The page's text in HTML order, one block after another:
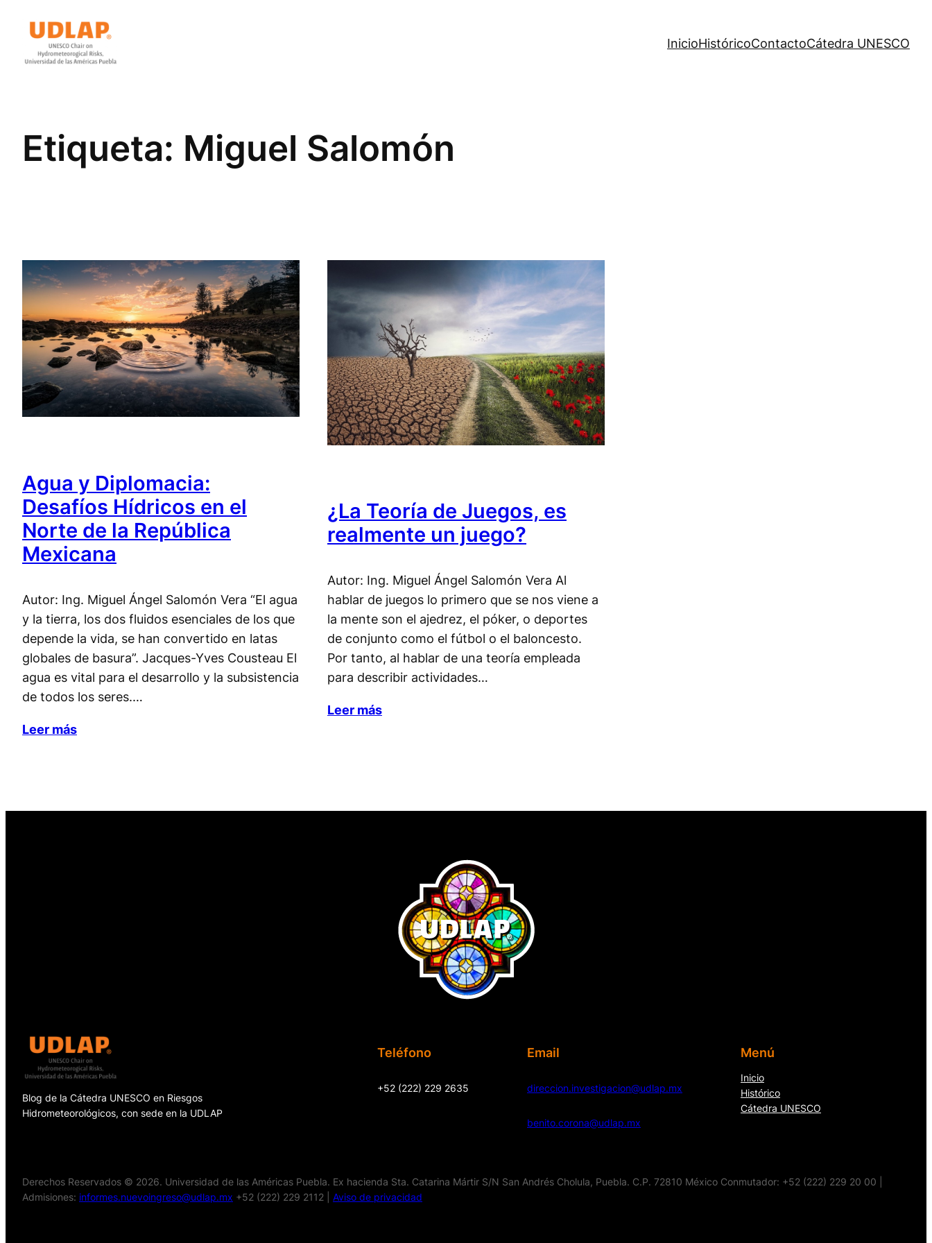
contenido
InicioHistóricoContactoCátedra UNESCO
Etiqueta: Miguel Salomón
Agua y Diplomacia:
Desafíos Hídricos en el
Norte de la República
Mexicana
Autor: Ing. Miguel Ángel Salomón Vera “El agua
y la tierra, los dos fluidos esenciales de los que
depende la vida, se han convertido en latas
globales de basura”. Jacques-Yves Cousteau El
agua es vital para el desarrollo y la subsistencia
de todos los seres.…
Leer más
¿La Teoría de Juegos, es
realmente un juego?
Autor: Ing. Miguel Ángel Salomón Vera Al
hablar de juegos lo primero que se nos viene a
la mente son el ajedrez, el póker, o deportes
de conjunto como el fútbol o el baloncesto.
Por tanto, al hablar de una teoría empleada
para describir actividades…
Leer más
Blog de la Cátedra UNESCO en Riesgos
Hidrometeorológicos, con sede en la UDLAP
Teléfono
+52 (222) 229 2635
Email
direccion.investigacion@udlap.mx
benito.corona@udlap.mx
Menú
Inicio
Histórico
Cátedra UNESCO
Derechos Reservados © 2026. Universidad de las Américas Puebla. Ex hacienda Sta. Catarina Mártir S/N San Andrés Cholula, Puebla. C.P. 72810 México Conmutador: +52 (222) 229 20 00 |
Admisiones: informes.nuevoingreso@udlap.mx +52 (222) 229 2112 | Aviso de privacidad